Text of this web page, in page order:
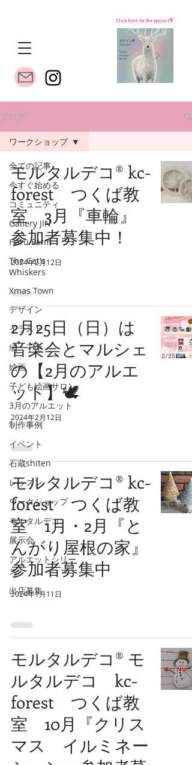
Click here for the project🔻
ブログ
全ての記事
今すぐ始める
コミュニティ
Gallery JIN
Haru Farm
The Cat's
Whiskers
Xmas Town
デザイン
イラスト
塙 千生
絵画
子ども絵画サロン
3月のアルエット
制作事例
イベント
石蔵shiten
レッスン
ワークショップ
モルタルデコ
展示会
アルエットシリー
ズ
出店募集
ワークショップ
モルタルデコ®️ kc-
forest つくば教
室 3月『車輪』
参加者募集中！
2024年2月12日
2月25日（日）は
音楽会とマルシェ
の【2月のアルエ
ット】🕊
2024年2月12日
モルタルデコ®️ kc-
forest つくば教
室 1月・2月『と
んがり屋根の家』
参加者募集中
2024年1月11日
モルタルデコ®️ モ
ルタルデコ kc-
forest つくば教
室 10月『クリス
マス イルミネー